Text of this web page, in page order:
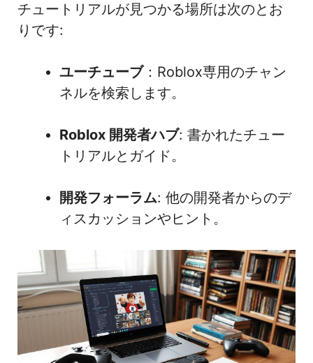
チュートリアルが見つかる場所は次のとお
りです:
ユーチューブ：Roblox専用のチャン
ネルを検索します。
Roblox 開発者ハブ: 書かれたチュー
トリアルとガイド。
開発フォーラム: 他の開発者からのデ
ィスカッションやヒント。